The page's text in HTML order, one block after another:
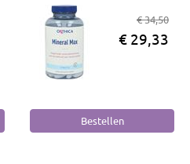
€ 34,50
€ 29,33